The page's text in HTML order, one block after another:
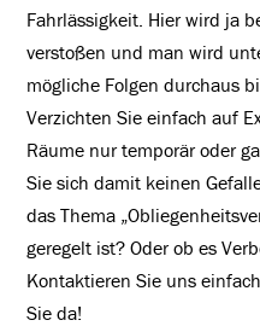
Fahrlässigkeit. Hier wird ja
verstoßen und man wird
mögliche Folgen durchaus
Verzichten Sie einfach auf
Räume nur temporär oder
Sie sich damit keinen
das Thema
geregelt ist? Oder ob es
Kontaktieren Sie uns
Sie da!